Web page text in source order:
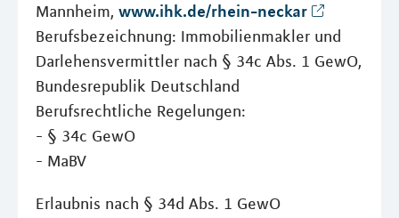
Mannheim, www.ihk.de/rhein-neckar
Berufsbezeichnung: Immobilienmakler und
Darlehensvermittler nach § 34c Abs. 1 GewO,
Bundesrepublik Deutschland
Berufsrechtliche Regelungen:
- § 34c GewO
- MaBV
Erlaubnis nach § 34d Abs. 1 GewO